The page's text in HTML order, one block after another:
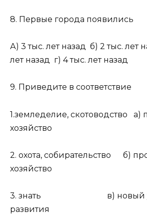
8. Первые города появились
А) 3 тыс. лет назад б) 2 тыс. лет
лет назад г) 4 тыс. лет назад
9. Приведите в соответствие
1.земледелие, скотоводство
хозяйство
2. охота, собирательство б)
хозяйство
3. знать в) новый
развития